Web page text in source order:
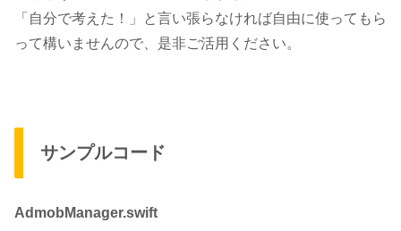
「自分で考えた！」と言い張らなければ自由に使ってもら
って構いませんので、是非ご活用ください。
サンプルコード
AdmobManager.swift